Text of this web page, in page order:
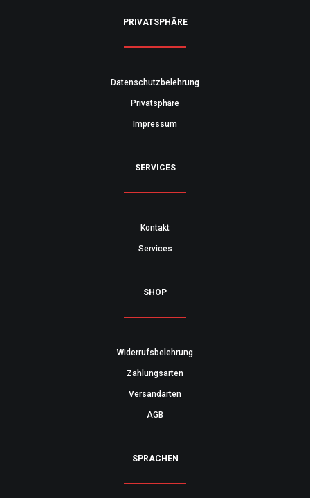
PRIVATSPHÄRE
Datenschutzbelehrung
Privatsphäre
Impressum
SERVICES
Kontakt
Services
SHOP
Widerrufsbelehrung
Zahlungsarten
Versandarten
AGB
SPRACHEN